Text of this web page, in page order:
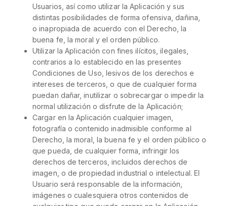
Usuarios, así como utilizar la Aplicación y sus
distintas posibilidades de forma ofensiva, dañina,
o inapropiada de acuerdo con el Derecho, la
buena fe, la moral y el orden público.
Utilizar la Aplicación con fines ilícitos, ilegales,
contrarios a lo establecido en las presentes
Condiciones de Uso, lesivos de los derechos e
intereses de terceros, o que de cualquier forma
puedan dañar, inutilizar o sobrecargar o impedir la
normal utilización o disfrute de la Aplicación;
Cargar en la Aplicación cualquier imagen,
fotografía o contenido inadmisible conforme al
Derecho, la moral, la buena fe y el orden público o
que pueda, de cualquier forma, infringir los
derechos de terceros, incluidos derechos de
imagen, o de propiedad industrial o intelectual. El
Usuario será responsable de la información,
imágenes o cualesquiera otros contenidos de